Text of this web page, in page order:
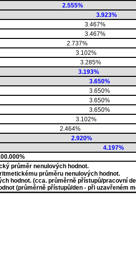
2.555%
3.923%
3.467%
3.467%
2.737%
3.102%
3.285%
3.193%
3.650%
3.650%
3.650%
3.650%
3.102%
2.464%
2.920%
4.197%
průměr nenulových hodnot.
průměru nenulových hodnot.
hodnot. (cca. průměrně přístupů/pracovní
(průměrně přístupů/den - při uzavřeném